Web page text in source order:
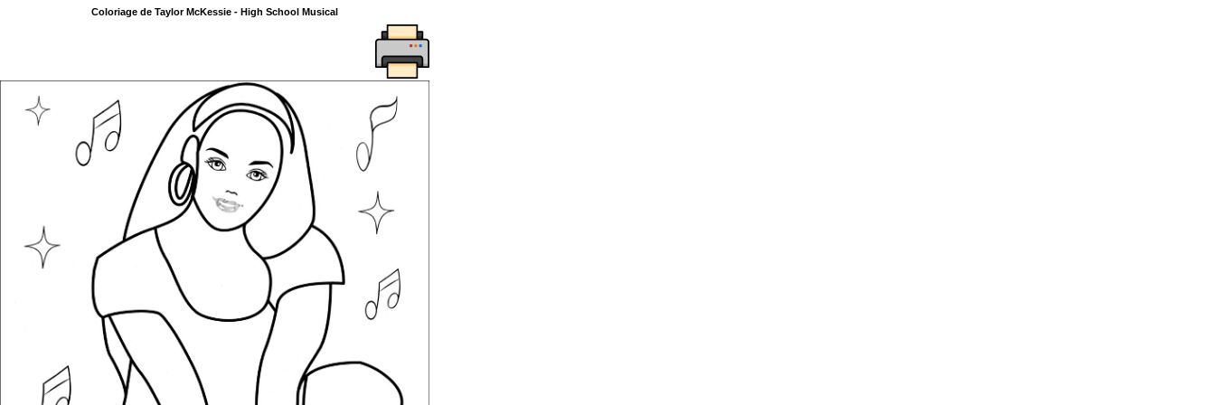
Coloriage de Taylor McKessie - High School Musical